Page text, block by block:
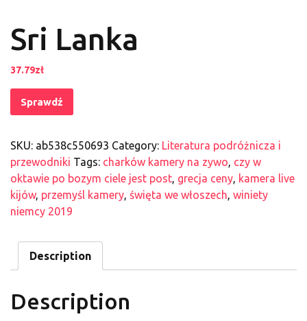
Sri Lanka
37.79zł
Sprawdź
SKU: ab538c550693 Category: Literatura podróżnicza i
przewodniki Tags: charków kamery na zywo, czy w
oktawie po bozym ciele jest post, grecja ceny, kamera live
kijów, przemyśl kamery, święta we włoszech, winiety
niemcy 2019
Description
Description